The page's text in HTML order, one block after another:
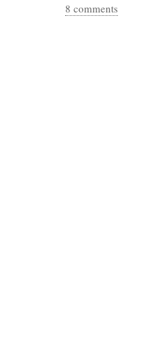
8 comments